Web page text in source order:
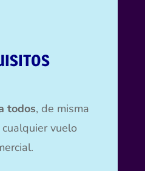
todos, de misma
vuelo